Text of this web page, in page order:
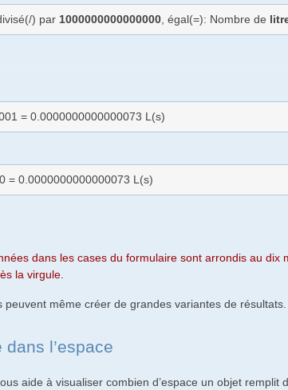
) par 1000000000000000 , égal(=): Nombre de
= 0.0000000000000073 L(s)
= 0.0000000000000073 L(s)
dans les cases du formulaire sont arrondis au dix
la virgule.
même créer de grandes variantes de résultats.
l’espace
aide à visualiser combien d’espace un objet remplit